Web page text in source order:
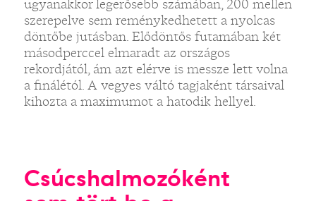
ugyanakkor legerősebb számában, 200 mellen
szerepelve sem reménykedhetett a nyolcas
döntőbe jutásban. Elődöntős futamában két
másodperccel elmaradt az országos
rekordjától, ám azt elérve is messze lett volna
a finálétól. A vegyes váltó tagjaként társaival
kihozta a maximumot a hatodik hellyel.
Csúcshalmozóként